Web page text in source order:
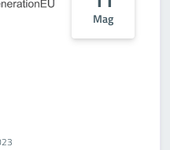
Mag